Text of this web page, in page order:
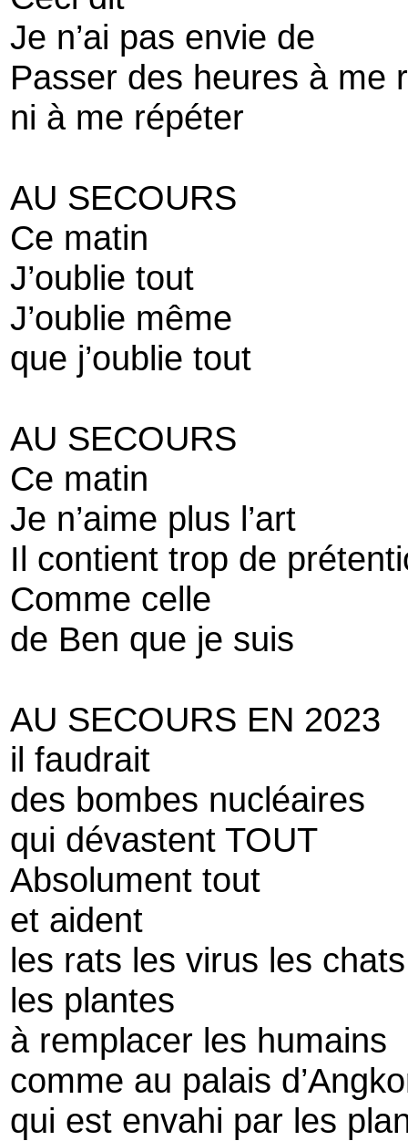
Je n’ai pas envie de
Passer des heures à me
ni à me répéter
AU SECOURS
Ce matin
J’oublie tout
J’oublie même
que j’oublie tout
AU SECOURS
Ce matin
Je n’aime plus l’art
Il contient trop de
Comme celle
de Ben que je suis
AU SECOURS EN 2023
il faudrait
des bombes nucléaires
qui dévastent TOUT
Absolument tout
et aident
les rats les virus les chats
les plantes
à remplacer les humains
comme au palais
qui est envahi par les